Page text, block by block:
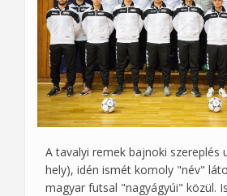
A tavalyi remek bajnoki szereplés
hely), idén ismét komoly "név"
magyar futsal "nagyágyúi" közül.